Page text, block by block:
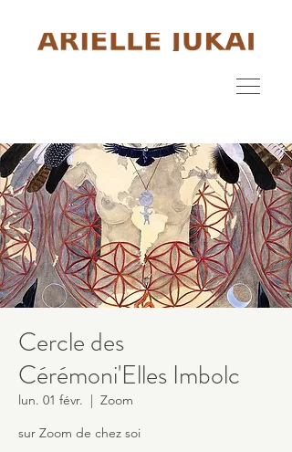
Cercle des
Cérémoni'Elles Imbolc
lun. 01 févr.
  |
Zoom
sur Zoom de chez soi